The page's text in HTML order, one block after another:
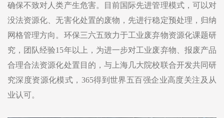
确保不致对人类产生危害。目前国际先进管理模式，可以对
没法资源化、无害化处置的废物，先进行稳定预处理，归纳
网格管理方向。环保三六五致力于工业废弃物资源化课题研
究，团队经验15年以上，为进一步对工业废弃物、报废产品
合理合法资源化处置目的，与上海几大院校联合开发共同研
究深度资源化模式，365得到世界五百强企业高度关注及从
业认可。